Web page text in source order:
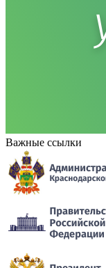
Важные ссылки